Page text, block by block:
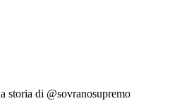
storia di @sovranosupremo